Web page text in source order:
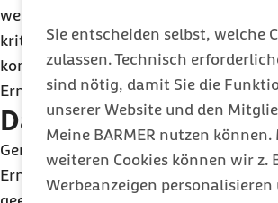
Sie entscheiden selbst, welche
zulassen. Technisch
sind nötig, damit Sie die
unserer Website und den
Meine BARMER nutzen können.
weiteren Cookies können wir z.
Werbeanzeigen personalisieren
werden. Nahrungsergänzungsmittel
kritisch, denn sie können
kompensieren und sind bei einer
Ernährungsweise meist überflüssig.
Das „Richtige“
Genauso wichtig, wie eine
Ernährung, sind für Sportler die Wahl